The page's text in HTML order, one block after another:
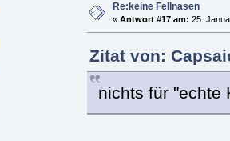
Re:keine Fellnasen
« Antwort #17 am: 25.
Zitat von:
nichts für "echte